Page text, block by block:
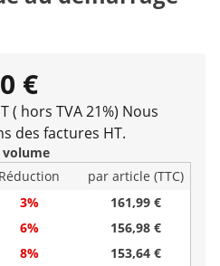
€
( hors TVA 21%) Nous
des factures HT.
volume
Réduction
par article (TTC)
3%
161,99 €
6%
156,98 €
8% 153,64 €